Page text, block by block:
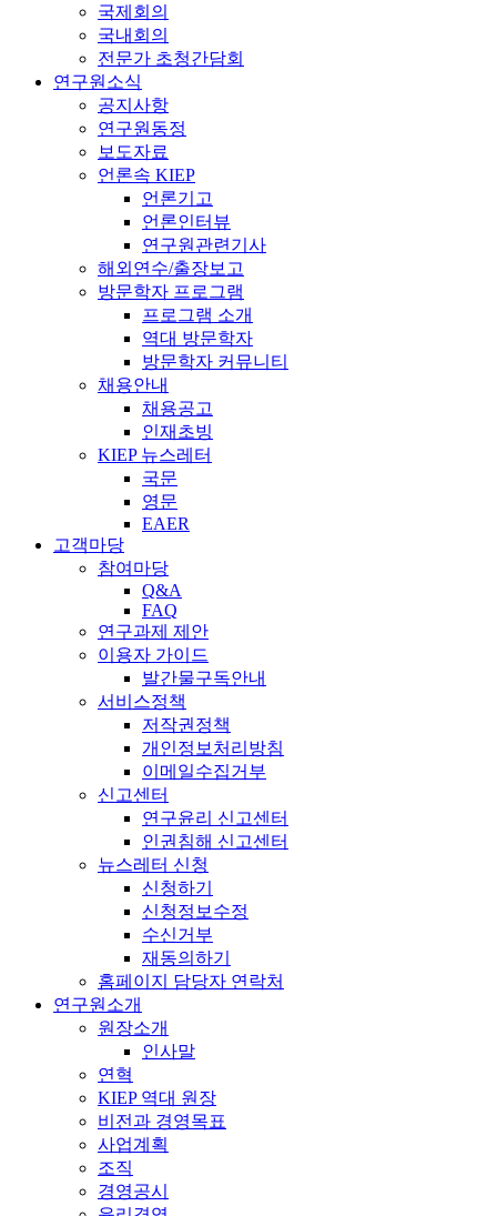
국제회의
국내회의
전문가 초청간담회
연구원소식
공지사항
연구원동정
보도자료
언론속 KIEP
언론기고
언론인터뷰
연구원관련기사
해외연수/출장보고
방문학자 프로그램
프로그램 소개
역대 방문학자
방문학자 커뮤니티
채용안내
채용공고
인재초빙
KIEP 뉴스레터
국문
영문
EAER
고객마당
참여마당
Q&A
FAQ
연구과제 제안
이용자 가이드
발간물구독안내
서비스정책
저작권정책
개인정보처리방침
이메일수집거부
신고센터
연구윤리 신고센터
인권침해 신고센터
뉴스레터 신청
신청하기
신청정보수정
수신거부
재동의하기
홈페이지 담당자 연락처
연구원소개
원장소개
인사말
연혁
KIEP 역대 원장
비전과 경영목표
사업계획
조직
경영공시